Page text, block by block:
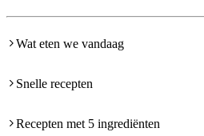
Wat eten we vandaag
Snelle recepten
Recepten met 5 ingrediënten